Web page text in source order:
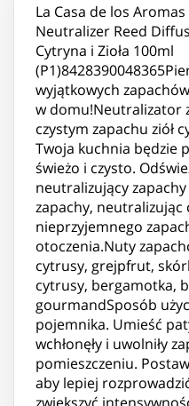
La Casa de los
Neutralizer Reed
Cytryna i Zioła 100ml
wyjątkowych
w domu!Neutralizator
czystym zapachu ziół
Twoja kuchnia będzie
świeżo i czysto.
neutralizujący
zapachy, neutralizując
nieprzyjemnego
otoczenia.Nuty
cytrusy, grejpfrut,
cytrusy, bergamotka,
gourmandSposób
pojemnika. Umieść
wchłonęły i uwolniły
pomieszczeniu.
aby lepiej